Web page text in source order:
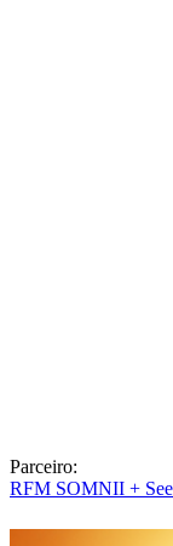
Parceiro:
RFM SOMNII +